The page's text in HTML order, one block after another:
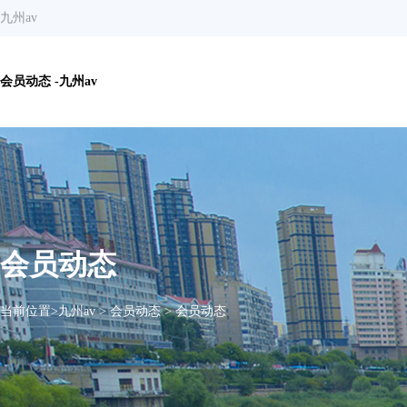
九州av
会员动态 -九州av
会员动态
当前位置>九州av>会员动态>会员动态